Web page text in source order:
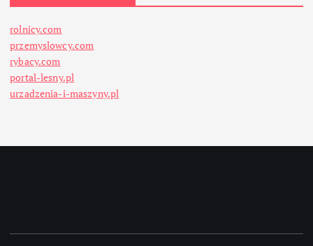
rolnicy.com
przemyslowcy.com
rybacy.com
portal-lesny.pl
urzadzenia-i-maszyny.pl